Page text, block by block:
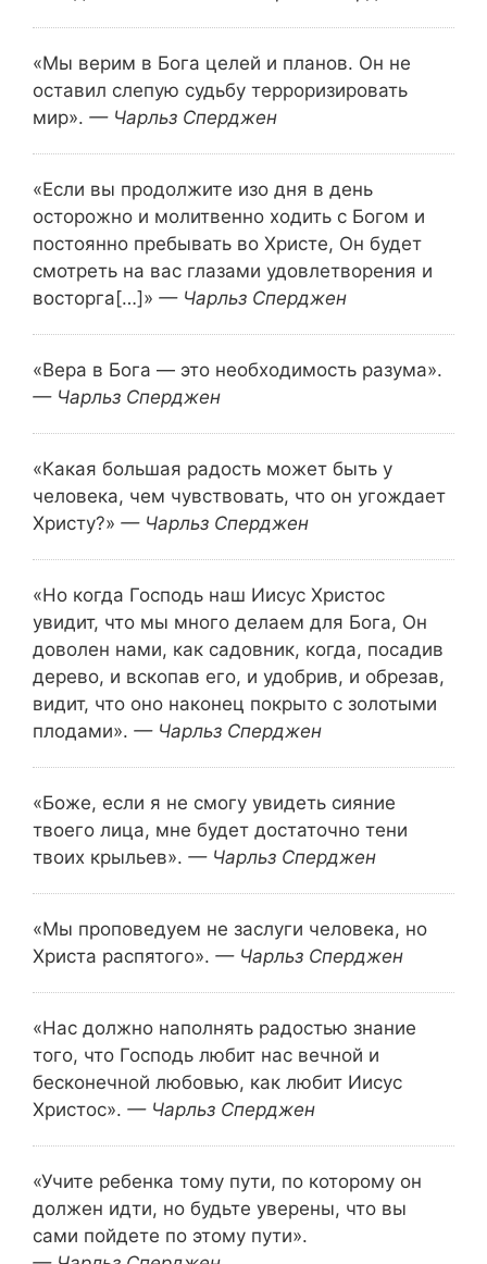
«Мы верим в Бога целей и планов. Он не
оставил слепую судьбу терроризировать
мир». — Чарльз Сперджен
«Если вы продолжите изо дня в день
осторожно и молитвенно ходить с Богом и
постоянно пребывать во Христе, Он будет
смотреть на вас глазами удовлетворения и
восторга[…]» — Чарльз Сперджен
«Вера в Бога — это необходимость разума».
— Чарльз Сперджен
«Какая большая радость может быть у
человека, чем чувствовать, что он угождает
Христу?» — Чарльз Сперджен
«Но когда Господь наш Иисус Христос
увидит, что мы много делаем для Бога, Он
доволен нами, как садовник, когда, посадив
дерево, и вскопав его, и удобрив, и обрезав,
видит, что оно наконец покрыто с золотыми
плодами». — Чарльз Сперджен
«Боже, если я не смогу увидеть сияние
твоего лица, мне будет достаточно тени
твоих крыльев». — Чарльз Сперджен
«Мы проповедуем не заслуги человека, но
Христа распятого». — Чарльз Сперджен
«Нас должно наполнять радостью знание
того, что Господь любит нас вечной и
бесконечной любовью, как любит Иисус
Христос». — Чарльз Сперджен
«Учите ребенка тому пути, по которому он
должен идти, но будьте уверены, что вы
сами пойдете по этому пути».